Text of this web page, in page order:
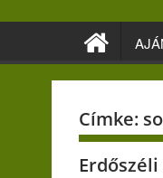
Címke: